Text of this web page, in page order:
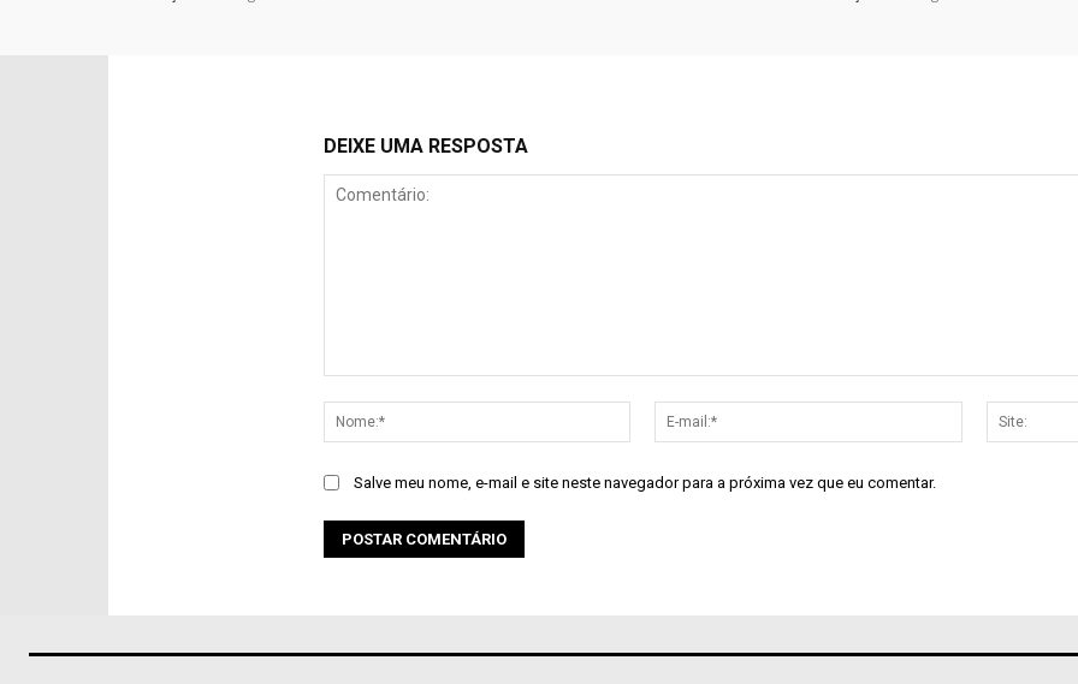
DEIXE UMA RESPOSTA
Nome:*
mail:*
Salve meu nome, e-mail e site neste navegador para a próxima vez que eu comentar.